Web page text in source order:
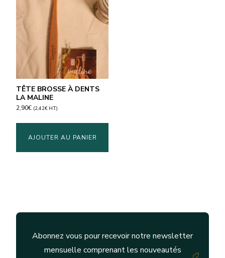
TÊTE BROSSE À DENTS
LA MALINE
2,90€ (2,42€ H.T.)
AJOUTER AU PANIER
Abonnez vous pour recevoir notre newsletter
mensuelle comprenant les nouveautés